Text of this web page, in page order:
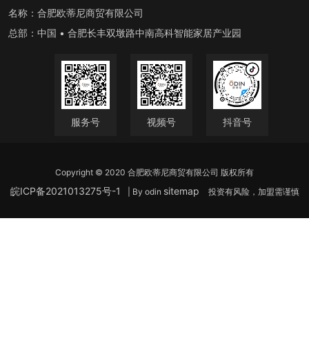
名称：合肥欧蒂尼商贸有限公司
总部：中国 • 合肥长丰双墩路中南高科智能家居产业园
服务号 视频号 抖音号
Copyright © 2020 合肥欧蒂尼商贸有限公司 版权所有
皖ICP备2021013275号-1 | By odin sitemap 投资有风险，加盟需谨慎